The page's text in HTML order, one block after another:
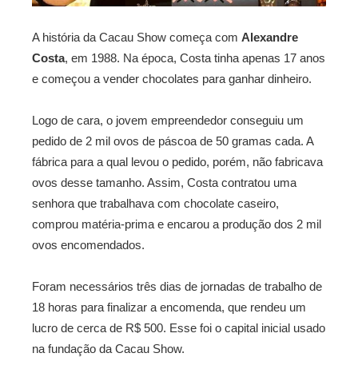
A história da Cacau Show começa com Alexandre
Costa, em 1988. Na época, Costa tinha apenas 17 anos
e começou a vender chocolates para ganhar dinheiro.
Logo de cara, o jovem empreendedor conseguiu um
pedido de 2 mil ovos de páscoa de 50 gramas cada. A
fábrica para a qual levou o pedido, porém, não fabricava
ovos desse tamanho. Assim, Costa contratou uma
senhora que trabalhava com chocolate caseiro,
comprou matéria-prima e encarou a produção dos 2 mil
ovos encomendados.
Foram necessários três dias de jornadas de trabalho de
18 horas para finalizar a encomenda, que rendeu um
lucro de cerca de R$ 500. Esse foi o capital inicial usado
na fundação da Cacau Show.